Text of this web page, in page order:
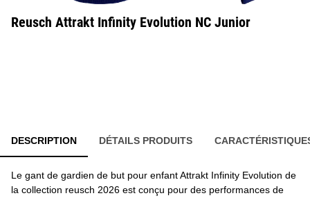
Reusch Attrakt Infinity Evolution NC Junior
DESCRIPTION DÉTAILS PRODUITS
Le gant de gardien de but pour enfant Attrakt Infinity Evolution de
la collection reusch 2026 est conçu pour des performances de